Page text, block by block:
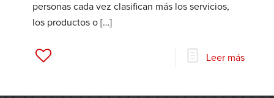
personas cada vez clasifican más los servicios,
los productos o […]
0 Leer más